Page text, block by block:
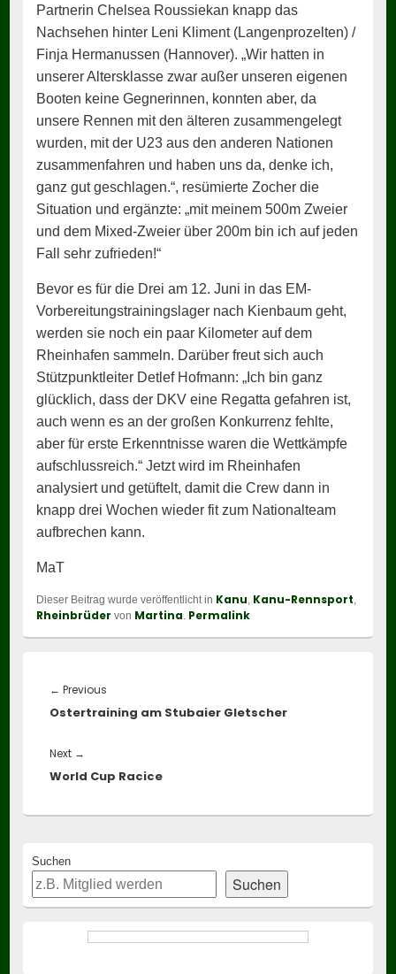
Partnerin Chelsea Roussiekan knapp das
Nachsehen hinter Leni Kliment (Langenprozelten) /
Finja Hermanussen (Hannover). „Wir hatten in
unserer Altersklasse zwar außer unseren eigenen
Booten keine Gegnerinnen, konnten aber, da
unsere Rennen mit den älteren zusammengelegt
wurden, mit der U23 aus den anderen Nationen
zusammenfahren und haben uns da, denke ich,
ganz gut geschlagen.“, resümierte Zocher die
Situation und ergänzte: „mit meinem 500m Zweier
und dem Mixed-Zweier über 200m bin ich auf jeden
Fall sehr zufrieden!“
Bevor es für die Drei am 12. Juni in das EM-
Vorbereitungstrainingslager nach Kienbaum geht,
werden sie noch ein paar Kilometer auf dem
Rheinhafen sammeln. Darüber freut sich auch
Stützpunktleiter Detlef Hofmann: „Ich bin ganz
glücklich, dass der DKV eine Regatta gefahren ist,
auch wenn es an der großen Konkurrenz fehlte,
aber für erste Erkenntnisse waren die Wettkämpfe
aufschlussreich.“ Jetzt wird im Rheinhafen
analysiert und getüftelt, damit die Crew dann in
knapp drei Wochen wieder fit zum Nationalteam
aufbrechen kann.
MaT
Dieser Beitrag wurde veröffentlicht in Kanu, Kanu-Rennsport,
Rheinbrüder von Martina. Permalink
← Previous
post:
Ostertraining am Stubaier Gletscher
Next →
post:
World Cup Racice
Sidebar
Widget
Area
Suchen
Suchen